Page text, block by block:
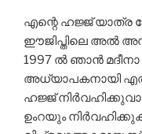
എന്റെ ഹജ്ജ്
ഈജിപ്തിലെ അല്‍
1997 ല്‍ ഞാന്‍
അധ്യാപകനായി
ഹജ്ജ്
ഉംറയും